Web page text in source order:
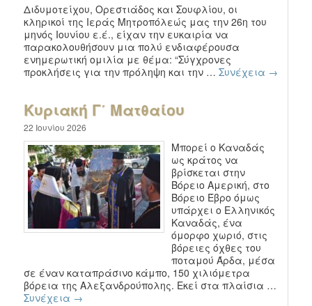
Διδυμοτείχου, Ορεστιάδος και Σουφλίου, οι
κληρικοί της Ιεράς Μητροπόλεώς μας την 26η του
μηνός Ιουνίου ε.έ., είχαν την ευκαιρία να
παρακολουθήσουν μια πολύ ενδιαφέρουσα
ενημερωτική ομιλία με θέμα: “Σύγχρονες
προκλήσεις για την πρόληψη και την …Συνέχεια →
Κυριακή Γ΄ Ματθαίου
22 Ιουνίου 2026
Μπορεί ο Καναδάς
ως κράτος να
βρίσκεται στην
Βόρειο Αμερική, στο
Βόρειο Έβρο όμως
υπάρχει ο Ελληνικός
Καναδάς, ένα
όμορφο χωριό, στις
βόρειες όχθες του
ποταμού Άρδα, μέσα
σε έναν καταπράσινο κάμπο, 150 χιλιόμετρα
βόρεια της Αλεξανδρούπολης. Εκεί στα πλαίσια …
Συνέχεια →